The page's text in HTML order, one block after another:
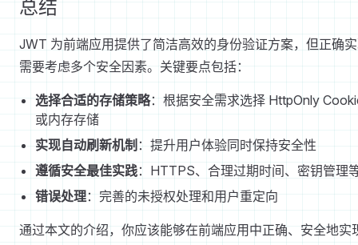
总结
JWT 为前端应用提供了简洁高效的身份验证方案，但正确
需要考虑多个安全因素。关键要点包括：
选择合适的存储策略：根据安全需求选择 HttpOnly
或内存存储
实现自动刷新机制 ：提升用户体验同时保持安全性
遵循安全最佳实践：HTTPS、合理过期时间、密钥管理
错误处理：完善的未授权处理和用户重定向
通过本文的介绍，你应该能够在前端应用中正确、安全地实